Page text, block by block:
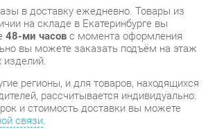
регионы, и для товаров, находящихся
рассчитывается индивидуально.
и стоимость доставки вы можете
связи
заказа в доставку, а также в
получения заказа вы можете
решение об отказе от покупки.